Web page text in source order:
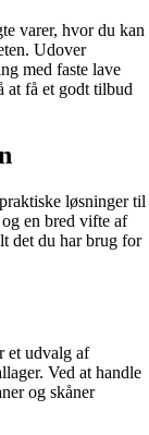
varer, hvor du kan
Udover
med faste lave
at få et godt tilbud
løsninger til
en bred vifte af
det du har brug for
et udvalg af
Ved at handle
og skåner